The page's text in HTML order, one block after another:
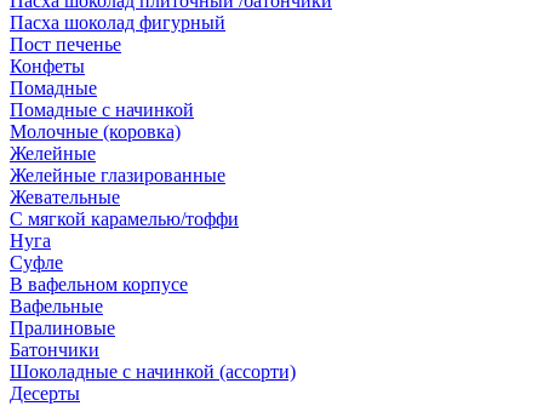
Пасха шоколад фигурный
Пост печенье
Конфеты
Помадные
Помадные с начинкой
Молочные (коровка)
Желейные
Желейные глазированные
Жевательные
С мягкой карамелью/тоффи
Нуга
Суфле
В вафельном корпусе
Вафельные
Пралиновые
Батончики
Шоколадные с начинкой (ассорти)
Десерты